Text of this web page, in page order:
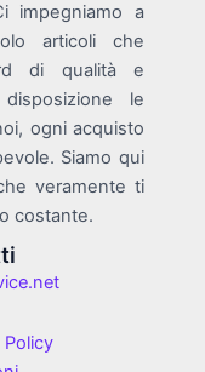
impegniamo a
articoli che
di qualità e
le
ogni acquisto
Siamo qui
veramente ti
costante.
Policy